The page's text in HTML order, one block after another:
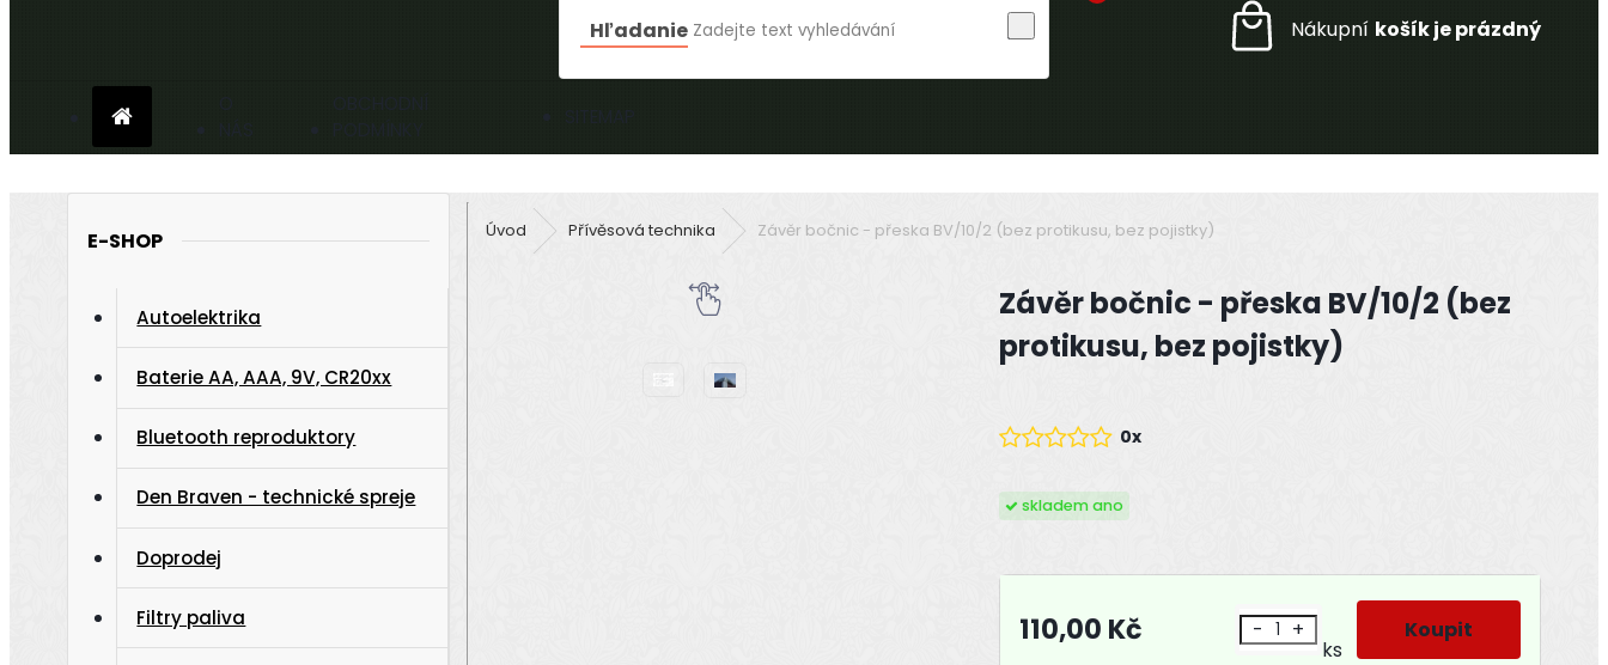
Hľadanie
E-SHOP
Autoelektrika
Baterie AA, AAA, 9V, CR20xx
Bluetooth reproduktory
Den Braven - technické spreje
Doprodej
Filtry paliva
Úvod Přívěsová technika Závěr bočnic - přeska BV/10/2 (bez protikusu, bez pojistky)
Závěr bočnic - přeska BV/10/2 (bez
protikusu, bez pojistky)
skladem ano
0x
110,00 Kč - +
ks